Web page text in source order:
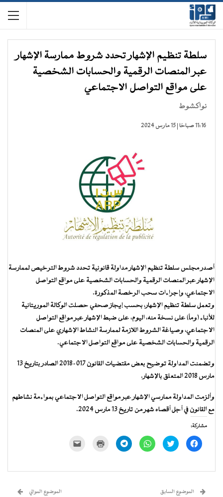
سلطة تنظيم الإشهار تحدد شروط ممارسة الإشهار
عبر المنصات الرقمية والحسابات الشخصية
على مواقع التواصل الاجتماعي
نواكشوط
11:16 صباحًا | 15 مارس 2024
أصدر مجلس سلطة تنظيم الإشهار مداولة قانونية تحدد شروط الترخيص لممارسة
الإشهار عبر المنصات الرقمية والحسابات الشخصية على مواقع التواصل
الاجتماعي، وإجراءات سحب الرخصة المذكورة.
وتعمل سلطة تنظيم الإشهار، بحسب إيجاز صحفي حصلت الوكالة الموريتانية
للأنباء (ومأ) على نسخة منه، اليوم، على ضبط الإشهار عبر مواقع التواصل
الاجتماعي، وصياغة الشروط اللازمة لممارسة النشاط الإشهاري على المنصات
الرقمية والحسابات الشخصية على مواقع التواصل الاجتماعي.
وتضمنت المداولة توضيح بعض مقتضيات القانون 017-2018 الصادر بتاريخ 13
مارس 2018 المتعلق بالإشهار.
وألزمت المداولة ممارسي الإشهار عبر مواقع التواصل الاجتماعي بمواءمة نشاطهم
مع القانون في أجل أقصاه شهر من تاريخ 13 مارس 2024.
مشاركة:
انقر
للمشاركة
في
اضغط
للمشاركة
في
انقر
للمشاركة
في
انقر
للمشاركة
في
للطباعة
جديدة) الإلكتروني
الموضوع السابق الموضوع الموالي